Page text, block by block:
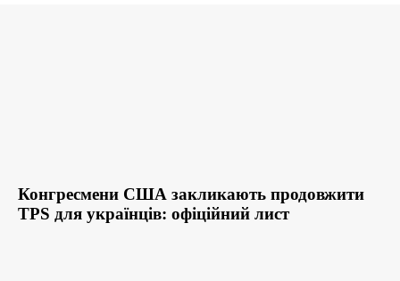
Конгресмени США закликають продовжити
TPS для українців: офіційний лист